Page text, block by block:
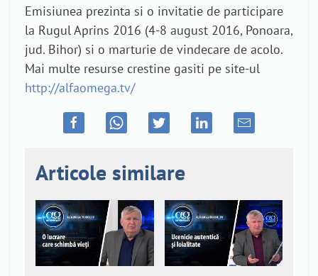
Emisiunea prezinta si o invitatie de participare
la Rugul Aprins 2016 (4-8 august 2016, Ponoara,
jud. Bihor) si o marturie de vindecare de acolo.
Mai multe resurse crestine gasiti pe site-ul
http://alfaomega.tv/
Articole similare